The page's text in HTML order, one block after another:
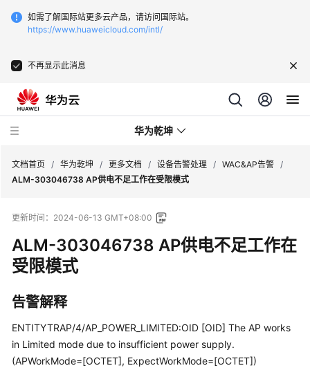
如需了解国际站更多云产品，请访问国际站。
https://www.huaweicloud.com/intl/
不再显示此消息
华为乾坤
全
云
服
务
云
理
网
络
文档首页 / 华为乾坤 / 更多文档 / 设备告警处理 / WAC&AP告警 /
ALM-303046738 AP供电不足工作在受限模式
更新时间： 2024-06-13 GMT+08:00
ALM-303046738 AP供电不足工作在
受限模式
告警解释
ENTITYTRAP/4/AP_POWER_LIMITED:OID [OID] The AP works
in Limited mode due to insufficient power supply.
(APWorkMode=[OCTET], ExpectWorkMode=[OCTET])